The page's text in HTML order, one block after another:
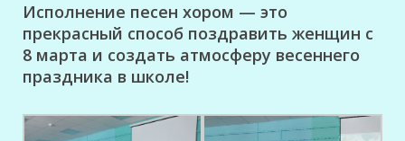
Исполнение песен хором — это
прекрасный способ поздравить женщин с
8 марта и создать атмосферу весеннего
праздника в школе!